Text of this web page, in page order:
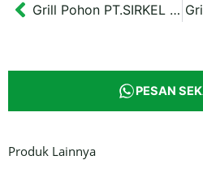
Prev Grill Pohon PT.SIRKEL UTAMA JAKARTA
PESAN
Produk Lainnya